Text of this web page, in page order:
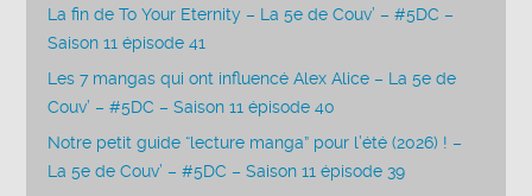
La fin de To Your Eternity – La 5e de Couv’ – #5DC –
Saison 11 épisode 41
Les 7 mangas qui ont influencé Alex Alice – La 5e de
Couv’ – #5DC – Saison 11 épisode 40
Notre petit guide “lecture manga” pour l’été (2026) ! –
La 5e de Couv’ – #5DC – Saison 11 épisode 39